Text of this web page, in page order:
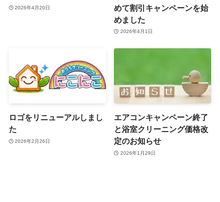
2026年4月20日
めて割引キャンペーンを始
めました
2026年4月1日
ロゴをリニューアルしまし
た
2026年2月26日
エアコンキャンペーン終了
と浴室クリーニング価格改
定のお知らせ
2026年1月29日